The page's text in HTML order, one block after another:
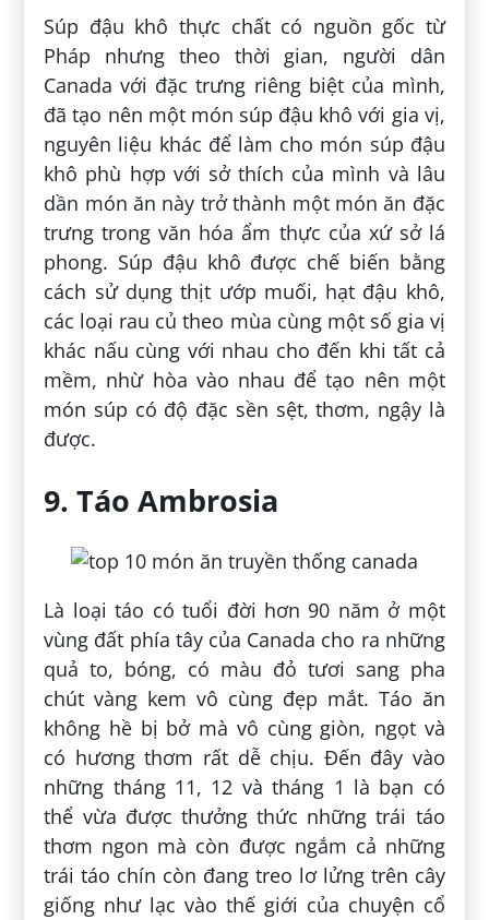
Súp đậu khô thực chất có nguồn gốc từ
Pháp nhưng theo thời gian, người dân
Canada với đặc trưng riêng biệt của mình,
đã tạo nên một món súp đậu khô với gia vị,
nguyên liệu khác để làm cho món súp đậu
khô phù hợp với sở thích của mình và lâu
dần món ăn này trở thành một món ăn đặc
trưng trong văn hóa ẩm thực của xứ sở lá
phong. Súp đậu khô được chế biến bằng
cách sử dụng thịt ướp muối, hạt đậu khô,
các loại rau củ theo mùa cùng một số gia vị
khác nấu cùng với nhau cho đến khi tất cả
mềm, nhừ hòa vào nhau để tạo nên một
món súp có độ đặc sền sệt, thơm, ngậy là
được.
9. Táo Ambrosia
Là loại táo có tuổi đời hơn 90 năm ở một
vùng đất phía tây của Canada cho ra những
quả to, bóng, có màu đỏ tươi sang pha
chút vàng kem vô cùng đẹp mắt. Táo ăn
không hề bị bở mà vô cùng giòn, ngọt và
có hương thơm rất dễ chịu. Đến đây vào
những tháng 11, 12 và tháng 1 là bạn có
thể vừa được thưởng thức những trái táo
thơm ngon mà còn được ngắm cả những
trái táo chín còn đang treo lơ lửng trên cây
giống như lạc vào thế giới của chuyện cổ